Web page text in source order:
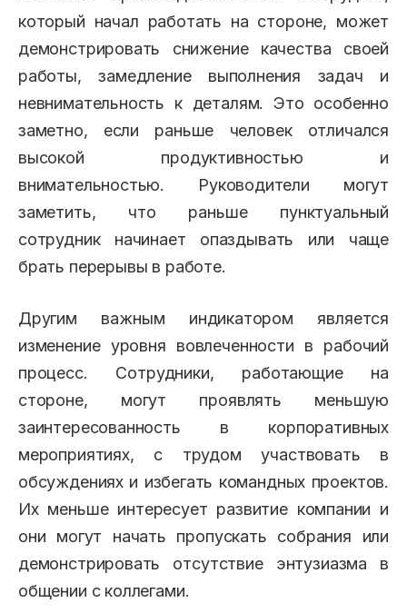
который начал работать на стороне, может
демонстрировать снижение качества своей
работы, замедление выполнения задач и
невнимательность к деталям. Это особенно
заметно, если раньше человек отличался
высокой продуктивностью и
внимательностью. Руководители могут
заметить, что раньше пунктуальный
сотрудник начинает опаздывать или чаще
брать перерывы в работе.
Другим важным индикатором является
изменение уровня вовлеченности в рабочий
процесс. Сотрудники, работающие на
стороне, могут проявлять меньшую
заинтересованность в корпоративных
мероприятиях, с трудом участвовать в
обсуждениях и избегать командных проектов.
Их меньше интересует развитие компании и
они могут начать пропускать собрания или
демонстрировать отсутствие энтузиазма в
общении с коллегами.